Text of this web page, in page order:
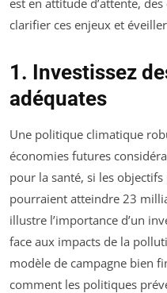
clarifier ces enjeux et
1. Investissez
adéquates
Une politique climatique
économies futures
pour la santé, si les
pourraient atteindre 23
illustre l’importance d’un
face aux impacts de la
modèle de campagne bien
comment les politiques